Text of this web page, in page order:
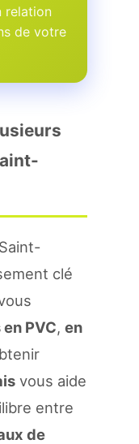
relation
de votre
clé
PVC, en
vous aide
entre
de